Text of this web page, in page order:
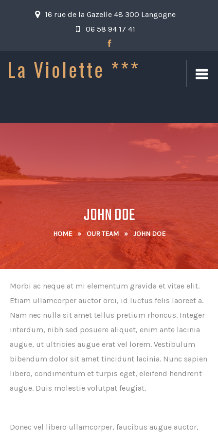
16 rue de la Gazelle 48 300 Langogne
06 58 94 17 41
La Violette ***
JOHN DOE
HOME » OUR TEAM » JOHN DOE
Morbi ac neque at mi elementum gravida et vitae elit.
Etiam ullamcorper auctor orci, id luctus felis laoreet a.
Nam nec nulla sit amet tellus pretium rhoncus. Integer
interdum, nibh sed posuere aliquet, enim ante lacinia
augue, ut ultricies augue erat vel lorem. Vestibulum
bibendum dolor sit amet tincidunt lacinia. Nunc sapien
libero, condimentum et turpis eget, eleifend hendrerit
augue. Duis molestie volutpat feugiat.
Donec vel libero ullamcorper, faucibus augue auctor,